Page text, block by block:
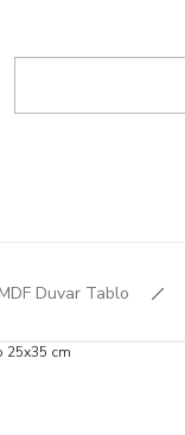
MDF Duvar Tablo